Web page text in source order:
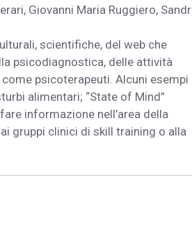
Giovanni Maria Ruggiero,
scientifiche, del web che
psicodiagnostica, delle attività
psicoterapeuti. Alcuni esempi
alimentari; “State of Mind”
informazione nell’area della
gruppi clinici di skill training o alla